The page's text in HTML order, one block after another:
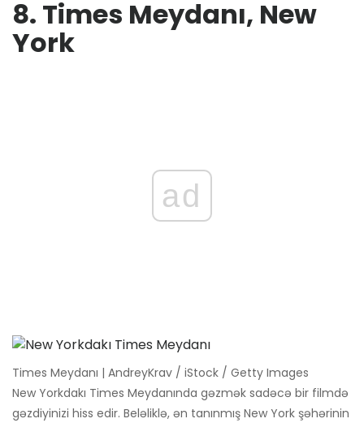
8. Times Meydanı, New
York
ad
Times Meydanı | AndreyKrav / iStock / Getty Images
New Yorkdakı Times Meydanında gəzmək sadəcə bir filmdə
gəzdiyinizi hiss edir. Beləliklə, ən tanınmış New York şəhərinin